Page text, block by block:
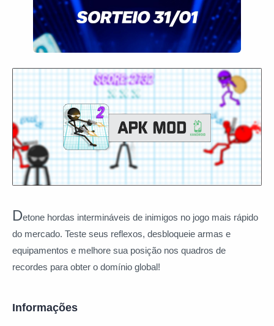
Detone hordas intermináveis de inimigos no jogo mais rápido
do mercado. Teste seus reflexos, desbloqueie armas e
equipamentos e melhore sua posição nos quadros de
recordes para obter o domínio global!
Informações